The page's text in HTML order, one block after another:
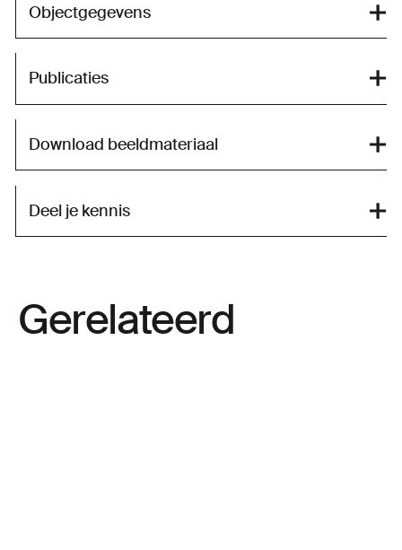
Objectgegevens
Publicaties
Download beeldmateriaal
Deel je kennis
Gerelateerd